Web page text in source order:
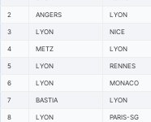
2 ANGERS LYON
3 LYON NICE
4 METZ LYON
5 LYON RENNES
6 LYON MONACO
7 BASTIA LYON
8 LYON PARIS-SG